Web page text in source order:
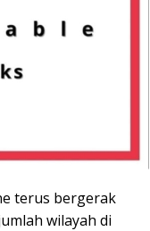
terus bergerak
wilayah di